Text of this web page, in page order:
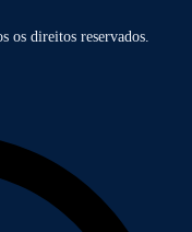
os direitos reservados.